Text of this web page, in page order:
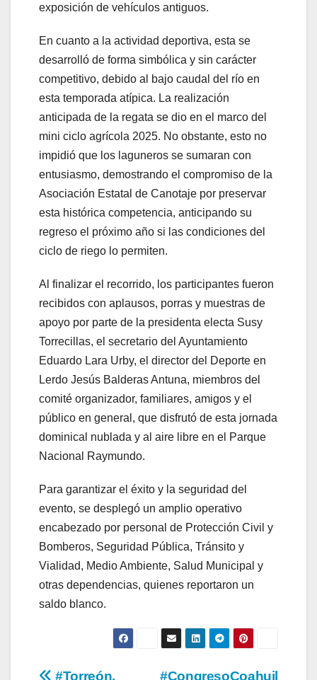
exposición de vehículos antiguos.
En cuanto a la actividad deportiva, esta se
desarrolló de forma simbólica y sin carácter
competitivo, debido al bajo caudal del río en
esta temporada atípica. La realización
anticipada de la regata se dio en el marco del
mini ciclo agrícola 2025. No obstante, esto no
impidió que los laguneros se sumaran con
entusiasmo, demostrando el compromiso de la
Asociación Estatal de Canotaje por preservar
esta histórica competencia, anticipando su
regreso el próximo año si las condiciones del
ciclo de riego lo permiten.
Al finalizar el recorrido, los participantes fueron
recibidos con aplausos, porras y muestras de
apoyo por parte de la presidenta electa Susy
Torrecillas, el secretario del Ayuntamiento
Eduardo Lara Urby, el director del Deporte en
Lerdo Jesús Balderas Antuna, miembros del
comité organizador, familiares, amigos y el
público en general, que disfrutó de esta jornada
dominical nublada y al aire libre en el Parque
Nacional Raymundo.
Para garantizar el éxito y la seguridad del
evento, se desplegó un amplio operativo
encabezado por personal de Protección Civil y
Bomberos, Seguridad Pública, Tránsito y
Vialidad, Medio Ambiente, Salud Municipal y
otras dependencias, quienes reportaron un
saldo blanco.
#CongresoCoahuil
#Torreón.